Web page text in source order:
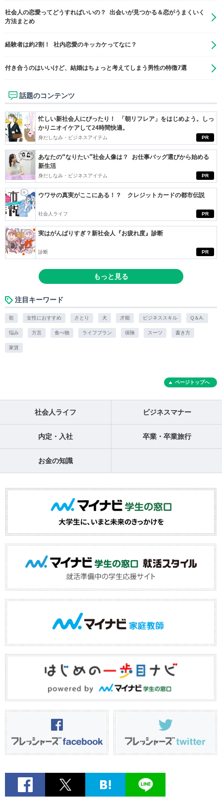
社会人の恋愛ってどうすればいいの？ 出会いが見つかる＆恋がうまくいく
方法まとめ
経験者は約2割！ 社内恋愛のキッカケってなに？
付き合うのはいいけど、結婚はちょっと考えてしまう男性の特徴7選
話題のコンテンツ
PR
忙しい新社会人にぴったり！ 「朝リフレア」をはじめよう。しっ
かりニオイケアして24時間快適。
身だしなみ・ビジネスアイテム
PR
あなたの“なりたい”社会人像は？ お仕事バッグ選びから始める
新生活
身だしなみ・ビジネスアイテム
PR
ウワサの真実がここにある！？ クレジットカードの都市伝説
社会人ライフ
PR
実はがんばりすぎ？新社会人『お疲れ度』診断
診断
もっと見る
注目キーワード
歌 女性におすすめ さとり 犬 才能 ビジネススキル Q＆A.
悩み 方言 食べ物 ライフプラン 保険 スーツ 書き方
家賃
ページトップへ
社会人ライフ ビジネスマナー
内定・入社 卒業・卒業旅行
お金の知識